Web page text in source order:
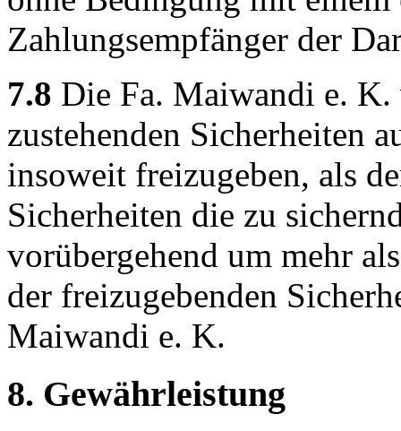
Zahlungsempfänger der
7.8 Die Fa. Maiwandi e.
zustehenden Sicherheiten
insoweit freizugeben, als
Sicherheiten die zu
vorübergehend um mehr
der freizugebenden
Maiwandi e. K.
8. Gewährleistung